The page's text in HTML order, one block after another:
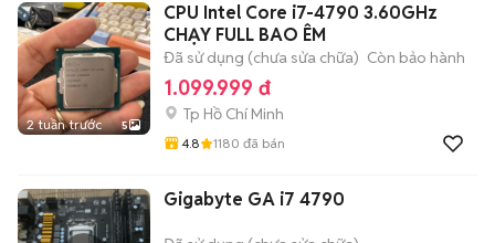
2 tuần trước 5
CPU Intel Core i7-4790 3.60GHz
CHẠY FULL BAO ÊM
Đã sử dụng (chưa sửa chữa) Còn bảo hành
1.099.999 đ
Tp Hồ Chí Minh
4.8 1180 đã bán
Gigabyte GA i7 4790